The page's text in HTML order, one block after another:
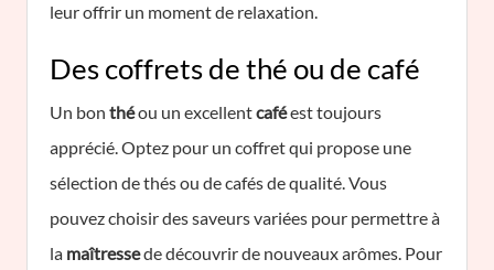
leur offrir un moment de relaxation.
Des coffrets de thé ou de café
Un bon théou un excellentcaféest toujours
apprécié. Optez pour un coffret qui propose une
sélection de thés ou de cafés de qualité. Vous
pouvez choisir des saveurs variées pour permettre à
la maîtressede découvrir de nouveaux arômes. Pour